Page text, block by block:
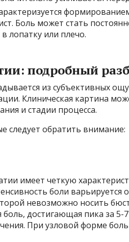
Боль может стать
лопатку или плечо.
подробный
из субъективных
Клиническая картина
и стадии процесса.
следует обратить внимание:
имеет четкую
боли варьируется
невозможно носить
достигающая пика за 5-
При узловой форме